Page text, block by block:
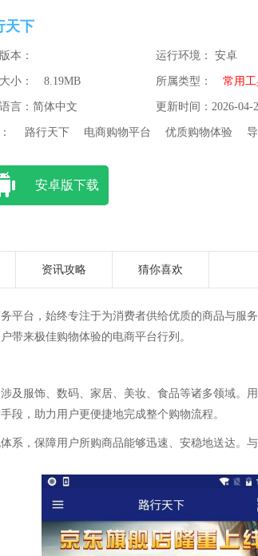
天下
本： 运行环境： 安卓
小： 8.19MB 所属类型： 常用
言：简体中文 更新时间：2026-04-
路行天下 电商购物平台 优质购物体验
安卓版下载
资讯攻略 猜你喜欢
平台，始终专注于为消费者供给优质的商品与服
带来极佳购物体验的电商平台行列。
及服饰、数码、家居、美妆、食品等诸多领域。
段，助力用户更便捷地完成整个购物流程。
系，保障用户所购商品能够迅速、安稳地送达。